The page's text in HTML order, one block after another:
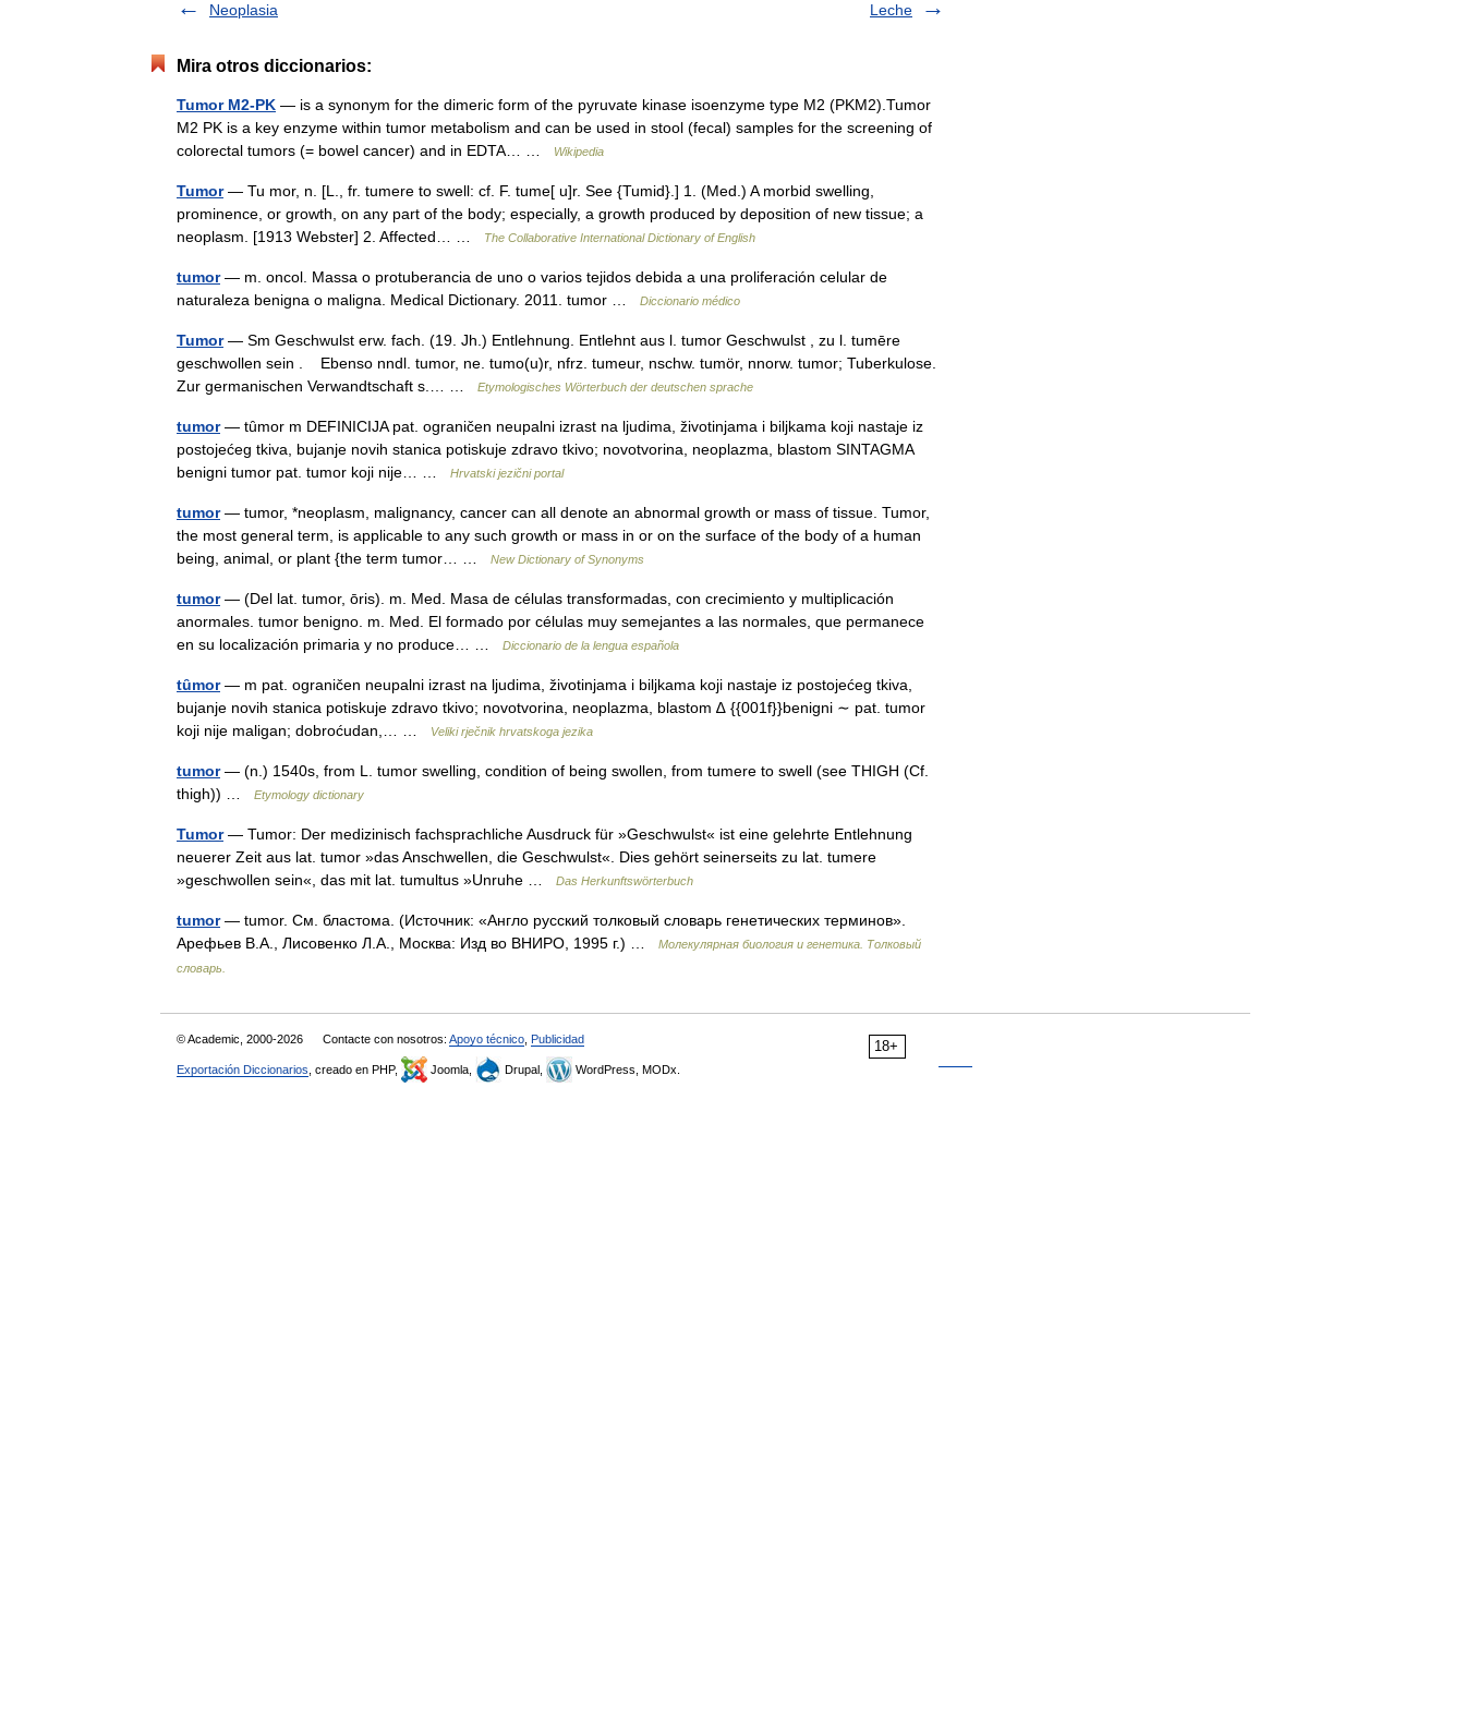
Neoplasia Leche
Mira otros diccionarios:
Tumor M2-PK — is a synonym for the dimeric form of the pyruvate kinase isoenzyme type M2 (PKM2).Tumor
M2 PK is a key enzyme within tumor metabolism and can be used in stool (fecal) samples for the screening of
colorectal tumors (= bowel cancer) and in EDTA… …
Wikipedia
Tumor— Tu mor, n. [L., fr. tumere to swell: cf. F. tume[ u]r. See {Tumid}.] 1. (Med.) A morbid swelling,
prominence, or growth, on any part of the body; especially, a growth produced by deposition of new tissue; a
neoplasm. [1913 Webster] 2. Affected… …
The Collaborative International Dictionary of English
tumor— m. oncol. Massa o protuberancia de uno o varios tejidos debida a una proliferación celular de
naturaleza benigna o maligna. Medical Dictionary. 2011. tumor …
Diccionario médico
Tumor— Sm Geschwulst erw. fach. (19. Jh.) Entlehnung. Entlehnt aus l. tumor Geschwulst , zu l. tumēre
geschwollen sein . Ebenso nndl. tumor, ne. tumo(u)r, nfrz. tumeur, nschw. tumör, nnorw. tumor; Tuberkulose.
Zur germanischen Verwandtschaft s.… …
Etymologisches Wörterbuch der deutschen sprache
tumor— tȗmor m DEFINICIJA pat. ograničen neupalni izrast na ljudima, životinjama i biljkama koji nastaje iz
postojećeg tkiva, bujanje novih stanica potiskuje zdravo tkivo; novotvorina, neoplazma, blastom SINTAGMA
benigni tumor pat. tumor koji nije… …
Hrvatski jezični portal
tumor— tumor, *neoplasm, malignancy, cancer can all denote an abnormal growth or mass of tissue. Tumor,
the most general term, is applicable to any such growth or mass in or on the surface of the body of a human
being, animal, or plant {the term tumor… …
New Dictionary of Synonyms
tumor— (Del lat. tumor, ōris). m. Med. Masa de células transformadas, con crecimiento y multiplicación
anormales. tumor benigno. m. Med. El formado por células muy semejantes a las normales, que permanece
en su localización primaria y no produce… …
Diccionario de la lengua española
tȗmor— m pat. ograničen neupalni izrast na ljudima, životinjama i biljkama koji nastaje iz postojećeg tkiva,
bujanje novih stanica potiskuje zdravo tkivo; novotvorina, neoplazma, blastom ∆ {{001f}}benigni ∼ pat. tumor
koji nije maligan; dobroćudan,… …
Veliki rječnik hrvatskoga jezika
tumor— (n.) 1540s, from L. tumor swelling, condition of being swollen, from tumere to swell (see THIGH (Cf.
thigh)) …
Etymology dictionary
Tumor— Tumor: Der medizinisch fachsprachliche Ausdruck für »Geschwulst« ist eine gelehrte Entlehnung
neuerer Zeit aus lat. tumor »das Anschwellen, die Geschwulst«. Dies gehört seinerseits zu lat. tumere
»geschwollen sein«, das mit lat. tumultus »Unruhe …
Das Herkunftswörterbuch
tumor— tumor. См. бластома. (Источник: «Англо русский толковый словарь генетических терминов».
Арефьев В.А., Лисовенко Л.А., Москва: Изд во ВНИРО, 1995 г.) …
Молекулярная биология и генетика. Толковый
словарь.
18+
© Academic, 2000-2026 Contacte con nosotros: Apoyo técnico Publicidad
Exportación Diccionarios , creado en PHP, Joomla, Drupal, WordPress, MODx.